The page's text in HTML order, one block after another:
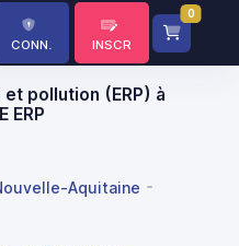
CONN. INSCR
0
pollution (ERP) à
ERP
Aquitaine